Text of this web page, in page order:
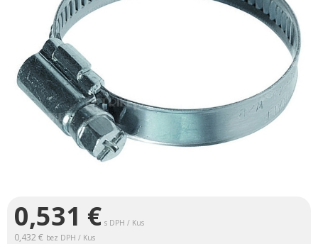
0,531 € s DPH / Kus
0,432 € bez DPH / Kus